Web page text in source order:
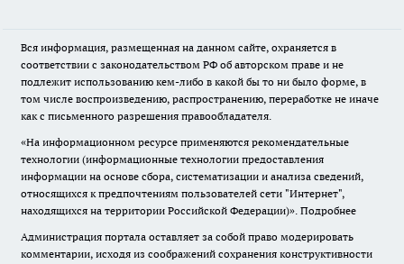
Вся информация, размещенная на данном сайте, охраняется в
соответствии с законодательством РФ об авторском праве и не
подлежит использованию кем-либо в какой бы то ни было форме, в
том числе воспроизведению, распространению, переработке не иначе
как с письменного разрешения правообладателя.
«На информационном ресурсе применяются рекомендательные
технологии (информационные технологии предоставления
информации на основе сбора, систематизации и анализа сведений,
относящихся к предпочтениям пользователей сети "Интернет",
находящихся на территории Российской Федерации)». Подробнее
Администрация портала оставляет за собой право модерировать
комментарии, исходя из соображений сохранения конструктивности